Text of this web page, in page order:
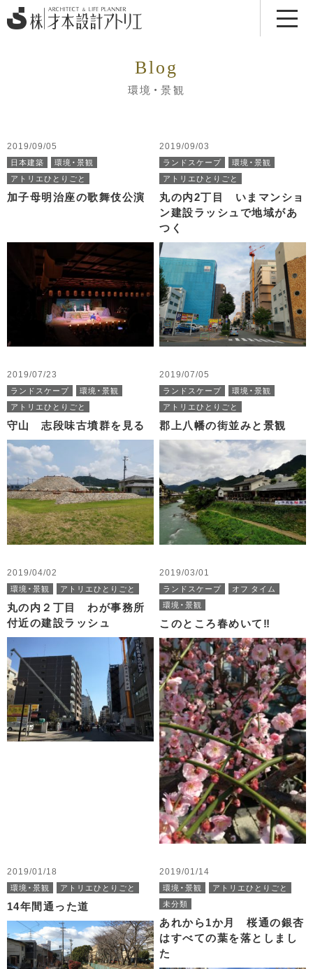
Blog
環境・景観
2019/09/05
日本建築
環境・景観
アトリエひとりごと
加子母明治座の歌舞伎公演
2019/09/03
ランドスケープ
環境・景観
アトリエひとりごと
丸の内2丁目 いまマンショ
ン建設ラッシュで地域があ
つく
2019/07/23
ランドスケープ
環境・景観
アトリエひとりごと
守山 志段味古墳群を見る
2019/07/05
ランドスケープ
環境・景観
アトリエひとりごと
郡上八幡の街並みと景観
2019/04/02
環境・景観 アトリエひとりごと
丸の内２丁目 わが事務所
付近の建設ラッシュ
2019/03/01
ランドスケープ
オフ タイム
環境・景観
このところ春めいて‼
2019/01/18
環境・景観 アトリエひとりごと
14年間通った道
2019/01/14
環境・景観
アトリエひとりごと
未分類
あれから1か月 桜通の銀杏
はすべての葉を落としまし
た